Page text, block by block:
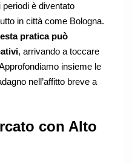
è diventato
in città come Bologna.
pratica può
, arrivando a toccare
insieme le
nell’affitto breve a
con Alto